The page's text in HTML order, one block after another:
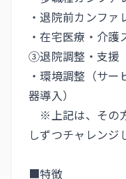
・退院前カンファ
・在宅医療・介
③退院調整・支援
・環境調整（サ
器導入）
※上記は、その
しずつチャレンジ
■特徴